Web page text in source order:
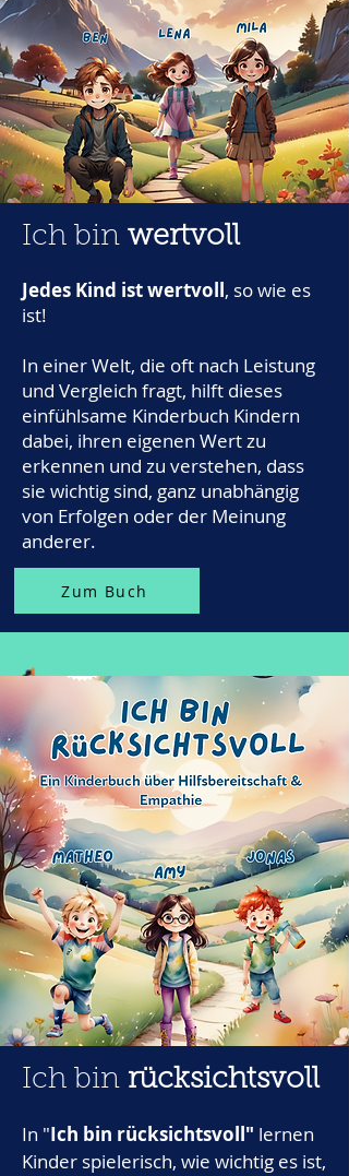
Ich bin wertvoll
Jedes Kind ist wertvoll, so wie es
ist!
In einer Welt, die oft nach Leistung
und Vergleich fragt, hilft dieses
einfühlsame Kinderbuch Kindern
dabei, ihren eigenen Wert zu
erkennen und zu verstehen, dass
sie wichtig sind, ganz unabhängig
von Erfolgen oder der Meinung
anderer.
Zum Buch
Ich bin rücksichtsvoll
In "Ich bin rücksichtsvoll" lernen
Kinder spielerisch, wie wichtig es ist,